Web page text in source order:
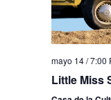
mayo 14 / 7:00
Little Miss